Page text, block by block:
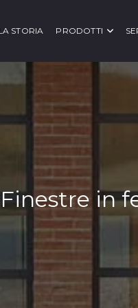
STORIA PRODOTTI
in